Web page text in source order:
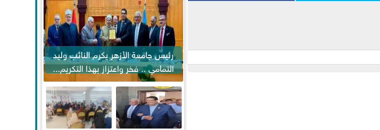
رئيس جامعة الأزهر يكرم النائب وليد
التمامي .. فخر واعتزاز بهذا التكريم...